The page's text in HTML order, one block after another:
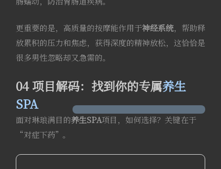
更重要的是，高质量的按摩能作用于神经系统，帮助释
放累积的压力和焦虑，获得深度的精神放松，这恰恰是
很多男性忽略却又急需的。
04 项目解码：找到你的专属养生
SPA
面对琳琅满目的养生SPA项目，如何选择？关键在于
“对症下药”。